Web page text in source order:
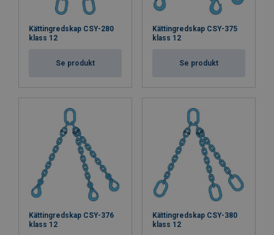
Kättingredskap CSY-280
klass 12
Se produkt
Kättingredskap CSY-375
klass 12
Se produkt
Kättingredskap CSY-376
klass 12
Kättingredskap CSY-380
klass 12